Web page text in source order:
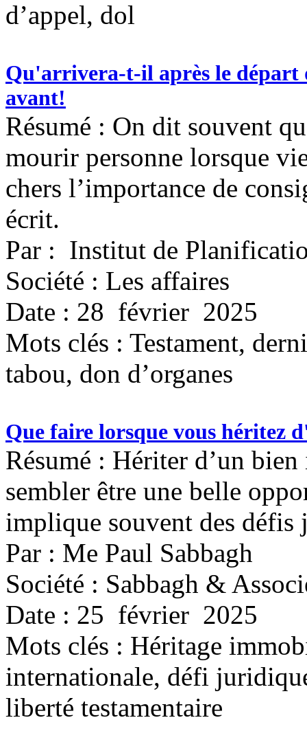
d’appel, dol
Qu'arrivera-t-il après le départ
avant!
Résumé : On dit souvent
mourir personne lorsque
chers l’importance de
écrit.
Par : Institut de
Société : Les affaires
Date : 28 février 2025
Mots clés : Testament,
tabou, don d’organes
Que faire lorsque vous héritez
Résumé : Hériter d’un
sembler être une belle
implique souvent des
Par : Me Paul Sabbagh
Société : Sabbagh &
Date : 25 février 2025
Mots clés : Héritage
internationale, défi
liberté testamentaire